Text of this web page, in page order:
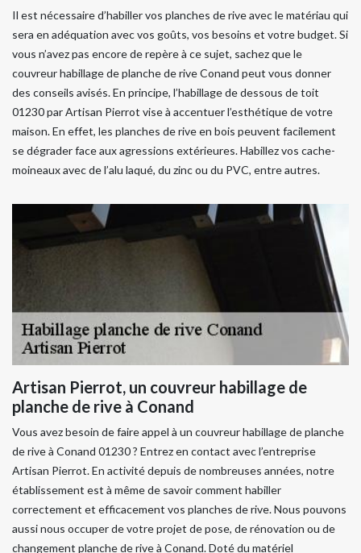
Il est nécessaire d’habiller vos planches de rive avec le matériau qui
sera en adéquation avec vos goûts, vos besoins et votre budget. Si
vous n’avez pas encore de repère à ce sujet, sachez que le
couvreur habillage de planche de rive Conand peut vous donner
des conseils avisés. En principe, l’habillage de dessous de toit
01230 par Artisan Pierrot vise à accentuer l’esthétique de votre
maison. En effet, les planches de rive en bois peuvent facilement
se dégrader face aux agressions extérieures. Habillez vos cache-
moineaux avec de l’alu laqué, du zinc ou du PVC, entre autres.
Artisan Pierrot, un couvreur habillage de
planche de rive à Conand
Vous avez besoin de faire appel à un couvreur habillage de planche
de rive à Conand 01230 ? Entrez en contact avec l’entreprise
Artisan Pierrot. En activité depuis de nombreuses années, notre
établissement est à même de savoir comment habiller
correctement et efficacement vos planches de rive. Nous pouvons
aussi nous occuper de votre projet de pose, de rénovation ou de
changement planche de rive à Conand. Doté du matériel